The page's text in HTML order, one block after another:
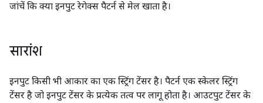
जांचें कि क्या इनपुट रेगेक्स पैटर्न से मेल खाता है।
सारांश
इनपुट किसी भी आकार का एक स्ट्रिंग टेंसर है। पैटर्न एक स्केलर स्ट्रिंग
टेंसर है जो इनपुट टेंसर के प्रत्येक तत्व पर लागू होता है। आउटपुट टेंसर के